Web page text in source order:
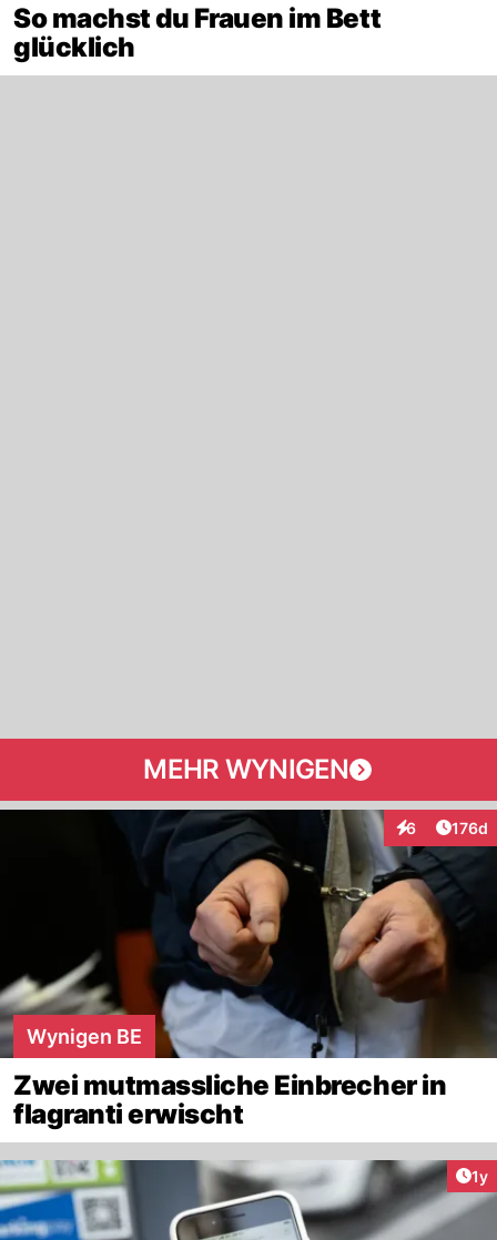
So machst du Frauen im Bett
glücklich
MEHR WYNIGEN
6
Interaktionen
176d
Wynigen BE
Zwei mutmassliche Einbrecher in
flagranti erwischt
1y